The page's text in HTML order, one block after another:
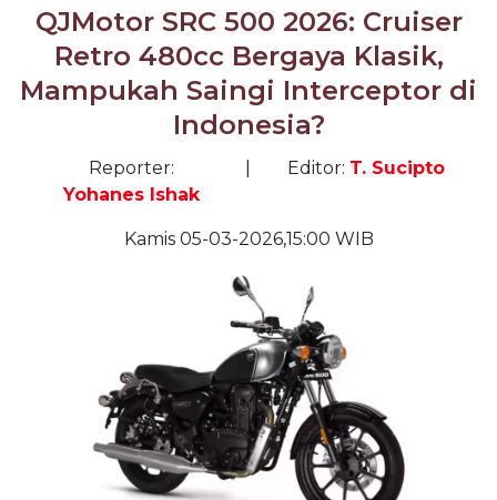
QJMotor SRC 500 2026: Cruiser
Retro 480cc Bergaya Klasik,
Mampukah Saingi Interceptor di
Indonesia?
Reporter:
Yohanes Ishak
Editor: T. Sucipto
Kamis 05-03-2026,15:00 WIB